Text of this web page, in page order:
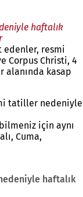
haftalık
edenler, resmi
Corpus Christi, 4
alanında kasap
tatiller nedeniyle
için aynı
Cuma,
haftalık